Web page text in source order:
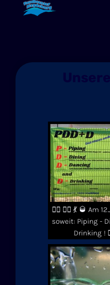
💂‍♂️ 🏊‍♀️ 💃 🥃 Am
soweit: Piping -
Drinking !